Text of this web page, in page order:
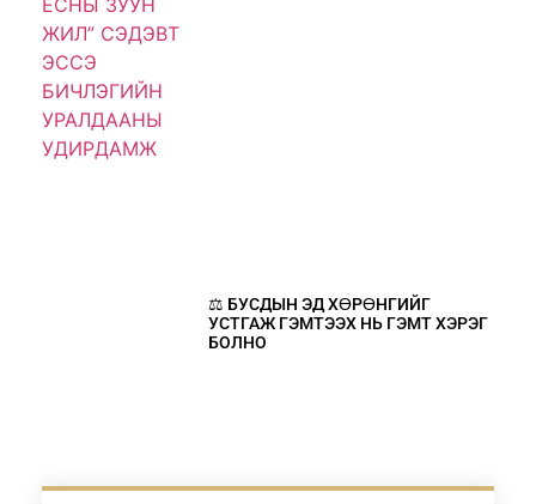
⚖️ БУСДЫН ЭД ХӨРӨНГИЙГ
УСТГАЖ ГЭМТЭЭХ НЬ ГЭМТ ХЭРЭГ
БОЛНО